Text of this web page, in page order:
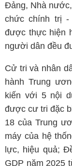
Đảng, Nhà
chức chính trị -
được thực hiện
người dân đều
Cử tri và nhân
hành Trung
kiến với 5 nội
được cư tri đặc
18 của Trung
máy của hệ
lực, hiệu quả;
GDP năm 2025